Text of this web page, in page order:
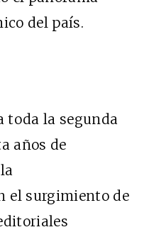
del país.
toda la segunda
años de
el surgimiento de